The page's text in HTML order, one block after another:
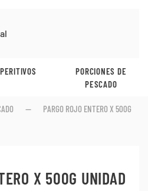
DE
PASTA Y ARROZ
PARGO ROJO ENTERO X 500G
X 500G UNIDAD